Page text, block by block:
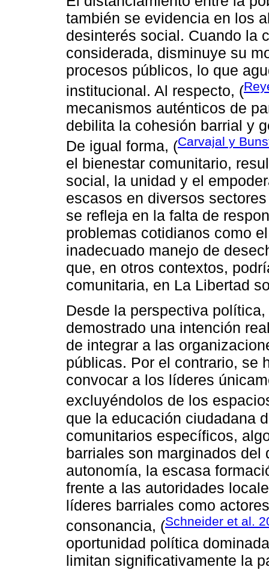
también se evidencia en los
desinterés social. Cuando la
considerada, disminuye su
procesos públicos, lo que
institucional. Al respecto, (
mecanismos auténticos de
debilita la cohesión barrial y
De igual forma, (Carvajal y
el bienestar comunitario,
social, la unidad y el
escasos en diversos
se refleja en la falta de
problemas cotidianos como
inadecuado manejo de
que, en otros contextos,
comunitaria, en La Libertad
Desde la perspectiva
demostrado una intención
de integrar a las
públicas. Por el contrario, se
convocar a los líderes
excluyéndolos de los
que la educación ciudadana
comunitarios específicos,
barriales son marginados del
autonomía, la escasa
frente a las autoridades
líderes barriales como
consonancia, (Schneider et al.
oportunidad política
limitan significativamente la